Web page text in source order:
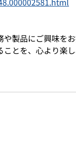
や製品にご興味を
ことを、心より楽